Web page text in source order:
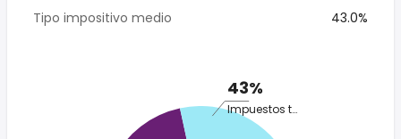
Tipo impositivo medio
43.0%
43%
Impuestos totales